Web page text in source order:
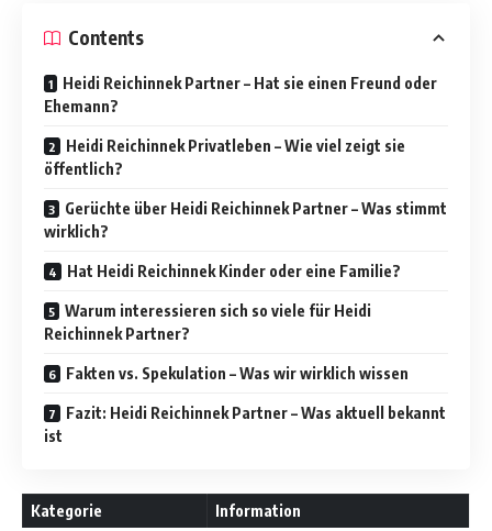
Contents
Heidi Reichinnek Partner – Hat sie einen Freund oder
Ehemann?
Heidi Reichinnek Privatleben – Wie viel zeigt sie
öffentlich?
Gerüchte über Heidi Reichinnek Partner – Was stimmt
wirklich?
Hat Heidi Reichinnek Kinder oder eine Familie?
Warum interessieren sich so viele für Heidi
Reichinnek Partner?
Fakten vs. Spekulation – Was wir wirklich wissen
Fazit: Heidi Reichinnek Partner – Was aktuell bekannt
ist
Kategorie Information